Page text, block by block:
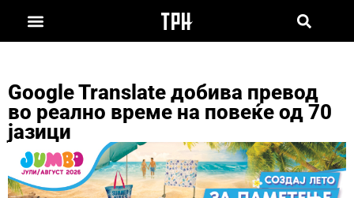
Google Translate добива превод
во реално време на повеќе од 70
јазици